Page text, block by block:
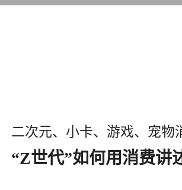
二次元、小卡、游戏、宠
“Z世代”如何用消费讲